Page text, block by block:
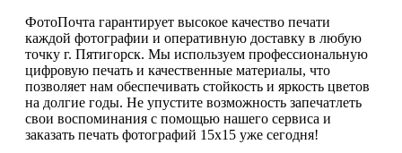
ФотоПочта гарантирует высокое качество печати
каждой фотографии и оперативную доставку в любую
точку г. Пятигорск. Мы используем профессиональную
цифровую печать и качественные материалы, что
позволяет нам обеспечивать стойкость и яркость цветов
на долгие годы. Не упустите возможность запечатлеть
свои воспоминания с помощью нашего сервиса и
заказать печать фотографий 15х15 уже сегодня!